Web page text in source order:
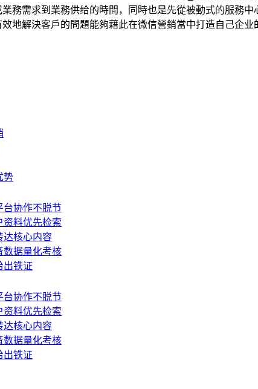
務需求到業務供给的時間，同時也是先從被動式的服務
地解決客戶的問題能夠藉此在微信營銷當中打造自己企业
势
台协作不脱节
资料优先检索
达核心内容
数据量化考核
出铁证
台协作不脱节
资料优先检索
达核心内容
数据量化考核
出铁证